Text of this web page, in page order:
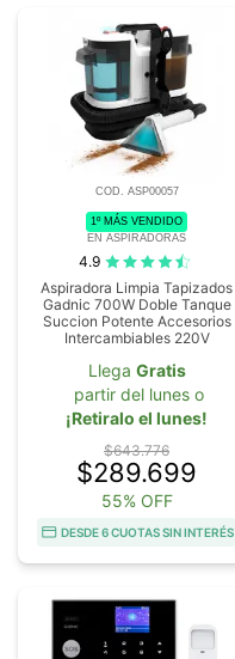
COD. ASP00057
1º MÁS VENDIDO
EN ASPIRADORAS
4.9
Aspiradora Limpia Tapizados
Gadnic 700W Doble Tanque
Succion Potente Accesorios
Intercambiables 220V
Llega Gratis
partir del lunes o
¡Retiralo el lunes!
$643.776
$289.699
55% OFF
DESDE 6 CUOTAS SIN INTERÉS